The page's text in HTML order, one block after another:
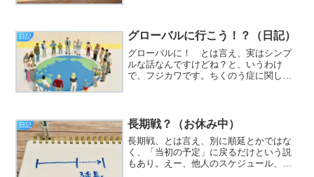
日記 グローバルに行こう！？（日記）
グローバルに！ とは言え、実はシンプ
ルな話なんですけどね？と、いうわけ
で、フジカワです。ちくのう症に関し
日記 長期戦？（お休み中）
長期戦、とは言え、別に順延とかではな
く、「当初の予定」に戻るだけという説
もあり。えー、他人のスケジュール、と